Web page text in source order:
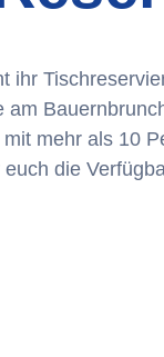
ihr
am
mehr als 10
die